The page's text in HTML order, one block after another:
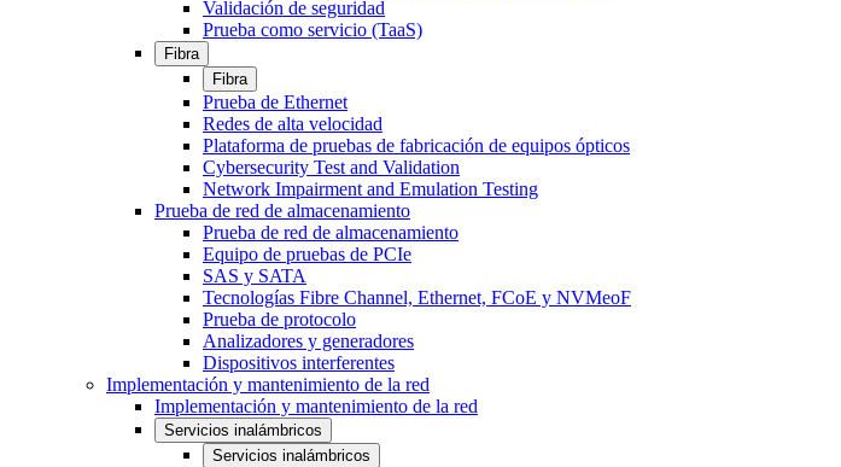
Validación de seguridad
Prueba como servicio (TaaS)
Fibra
Fibra
Prueba de Ethernet
Redes de alta velocidad
Plataforma de pruebas de fabricación de equipos ópticos
Cybersecurity Test and Validation
Network Impairment and Emulation Testing
Prueba de red de almacenamiento
Prueba de red de almacenamiento
Equipo de pruebas de PCIe
SAS y SATA
Tecnologías Fibre Channel, Ethernet, FCoE y NVMeoF
Prueba de protocolo
Analizadores y generadores
Dispositivos interferentes
Implementación y mantenimiento de la red
Implementación y mantenimiento de la red
Servicios inalámbricos
Servicios inalámbricos